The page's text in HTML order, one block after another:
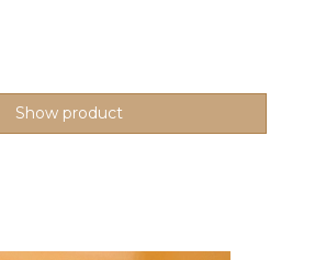
Show product